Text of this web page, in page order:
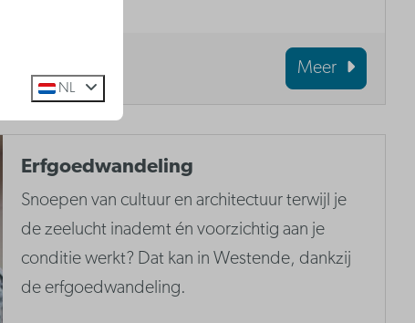
Meer
Erfgoedwandeling
Snoepen van cultuur en architectuur terwijl je
de zeelucht inademt én voorzichtig aan je
conditie werkt? Dat kan in Westende, dankzij
de erfgoedwandeling.
NL